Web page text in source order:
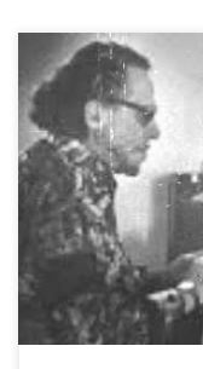
«A no ser que salga
mente y de tu boca y